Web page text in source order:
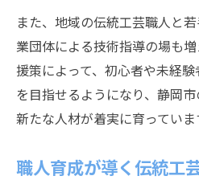
また、地域の伝統工芸職人と
業団体による技術指導の場も
援策によって、初心者や未経
を目指せるようになり、静岡
新たな人材が着実に育っていま
職人育成が導く伝統工